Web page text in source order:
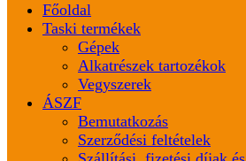
Főoldal
Taski termékek
Gépek
Alkatrészek tartozékok
Vegyszerek
ÁSZF
Bemutatkozás
Szerződési feltételek